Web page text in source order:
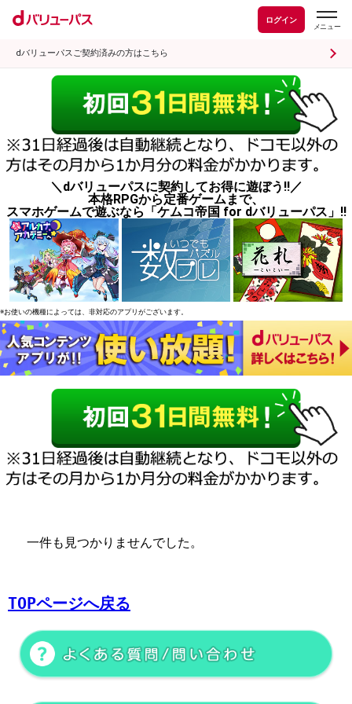
ログイン
dバリューパスご契約済みの方はこちら
＼dバリューパスに契約してお得に遊ぼう!!／
本格RPGから定番ゲームまで、
スマホゲームで遊ぶなら「ケムコ帝国 for dバリューパス」!!
※お使いの機種によっては、非対応のアプリがございます。
一件も見つかりませんでした。
TOPページへ戻る